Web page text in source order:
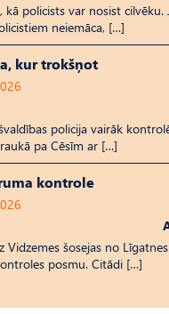
kā policists var nosist cilvēku.
neiemāca, […]
kur trokšņot
policija vairāk
pa Cēsīm ar […]
kontrole
Vid­ze­mes šosejas no
posmu. Citādi […]